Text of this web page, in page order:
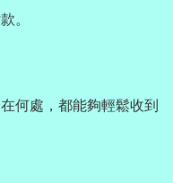
。
何處，都能夠輕鬆收到